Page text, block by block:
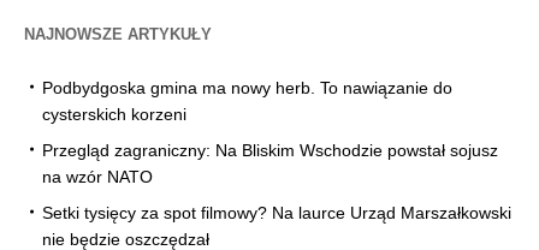
NAJNOWSZE ARTYKUŁY
Podbydgoska gmina ma nowy herb. To nawiązanie do
cysterskich korzeni
Przegląd zagraniczny: Na Bliskim Wschodzie powstał sojusz
na wzór NATO
Setki tysięcy za spot filmowy? Na laurce Urząd Marszałkowski
nie będzie oszczędzał